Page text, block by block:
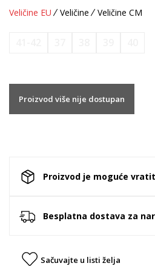
Veličine EU Veličine Veličine CM
Proizvod više nije dostupan
Proizvod je moguće
Besplatna dostava za
Sačuvajte u listi želja